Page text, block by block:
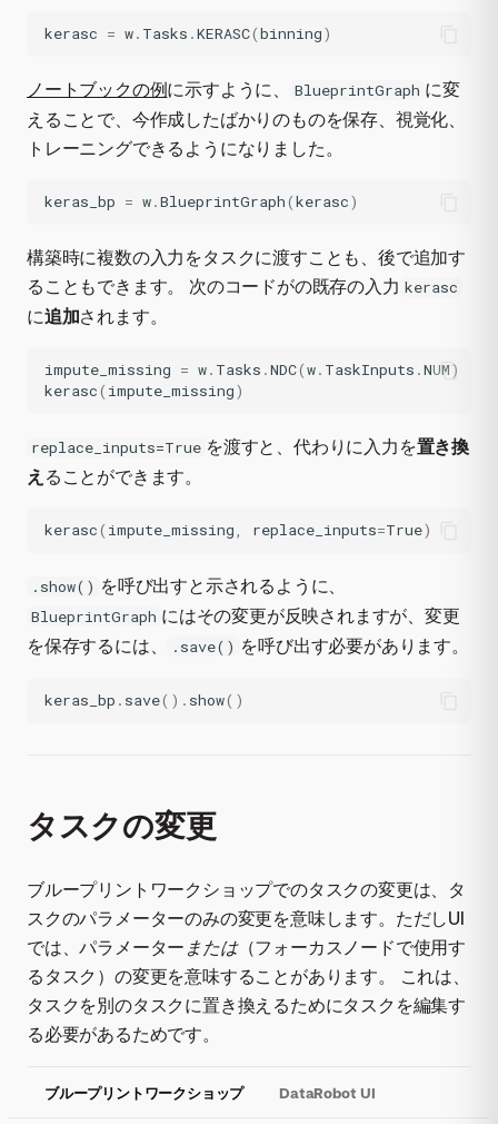
kerasc = w. Tasks .KERASC(binning)
ノートブックの例に示すように、 BlueprintGraph に変
えることで、今作成したばかりのものを保存、視覚化、
トレーニングできるようになりました。
keras_bp = w.BlueprintGraph(kerasc)
構築時に複数の入力をタスクに渡すことも、後で追加す
ることもできます。 次のコードがの既存の入力 kerasc
に追加されます。
impute_missing = w. Tasks .NDC(w. TaskInputs .NUM)
kerasc( impute_missing)
replace_inputs=True を渡すと、代わりに入力を置き換
え ることができます。
kerasc( impute_missing, replace_inputs=True)
.show() を呼び出すと示されるように、
BlueprintGraph にはその変更が反映されますが、変更
を保存するには、
.save() を呼び出す必要があります。
keras_bp . save() . show()
タスクの変更
ブループリントワークショップでのタスクの変更は、タ
スクのパラメーターのみの変更を意味します。ただしUI
では、パラメーター または（フォーカスノードで使用す
るタスク）の変更を意味することがあります。 これは、
タスクを別のタスクに置き換えるためにタスクを編集す
る必要があるためです。
ブループリントワークショップ DataRobot UI